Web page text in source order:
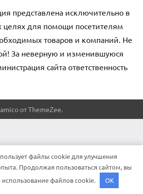
представлена исключительно в
целях для помощи посетителям
товаров и компаний. Не
За неверную и изменившуюся
сайта ответственность
от ThemeZee.
файлы cookie для улучшения
Продолжая пользоваться сайтом, вы
использование файлов cookie.
OK